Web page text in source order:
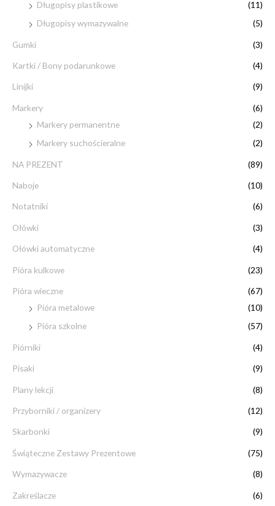
Długopisy plastikowe
(11)
Długopisy wymazywalne
(5)
Gumki (3)
Kartki / Bony podarunkowe (4)
Linijki (9)
Markery
(6)
Markery permanentne
(2)
Markery suchościeralne
(2)
NA PREZENT (89)
Naboje (10)
Notatniki (6)
Ołówki (3)
Ołówki automatyczne (4)
Pióra kulkowe (23)
Pióra wieczne
(67)
Pióra metalowe
(10)
Pióra szkolne
(57)
Piórniki (4)
Pisaki (9)
Plany lekcji (8)
Przyborniki / organizery (12)
Skarbonki (9)
Świąteczne Zestawy Prezentowe (75)
Wymazywacze (8)
Zakreślacze (6)